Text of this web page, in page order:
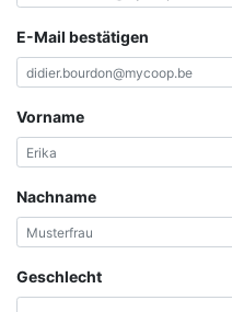
E-Mail bestätigen
Vorname
Nachname
Geschlecht